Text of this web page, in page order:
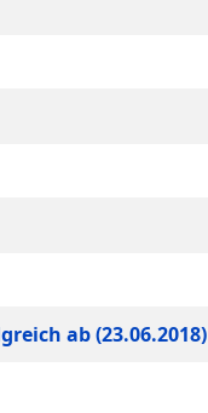
ab (23.06.2018)